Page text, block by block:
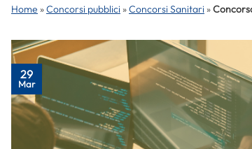
Home »Concorsi pubblici »Concorsi Sanitari »
29
Mar